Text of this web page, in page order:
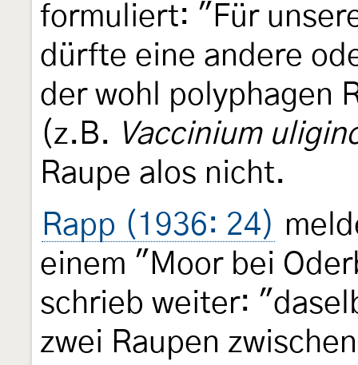
formuliert: "Für
dürfte eine andere
der wohl polyphagen
(z.B. Vaccinium
Raupe alos nicht.
Rapp (1936: 24)
einem "Moor bei
schrieb weiter:
zwei Raupen